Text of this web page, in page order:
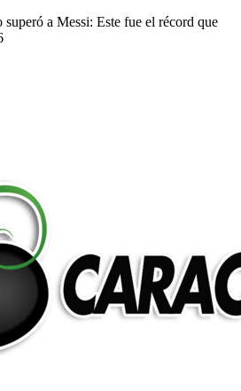
a Messi: Este fue el récord que